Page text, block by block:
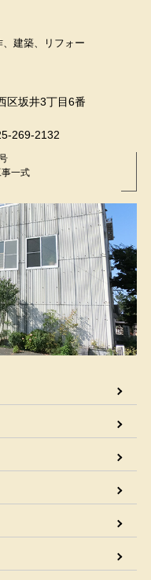
建築、リフォー
坂井3丁目6番
269-2132
一式